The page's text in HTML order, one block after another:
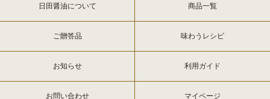
日田醤油について 商品一覧
ご贈答品 味わうレシピ
お知らせ 利用ガイド
お問い合わせ マイページ